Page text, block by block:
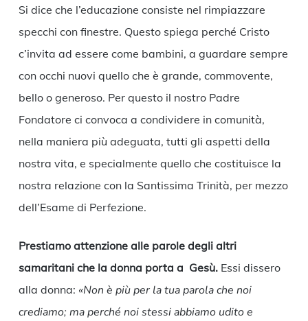
Si dice che l’educazione consiste nel rimpiazzare
specchi con finestre. Questo spiega perché Cristo
c’invita ad essere come bambini, a guardare sempre
con occhi nuovi quello che è grande, commovente,
bello o generoso. Per questo il nostro Padre
Fondatore ci convoca a condividere in comunità,
nella maniera più adeguata, tutti gli aspetti della
nostra vita, e specialmente quello che costituisce la
nostra relazione con la Santissima Trinità, per mezzo
dell’Esame di Perfezione.
Prestiamo attenzione alle parole degli altri
samaritani che la donna porta a Gesù. Essi dissero
alla donna: «Non è più per la tua parola che noi
crediamo; ma perché noi stessi abbiamo udito e